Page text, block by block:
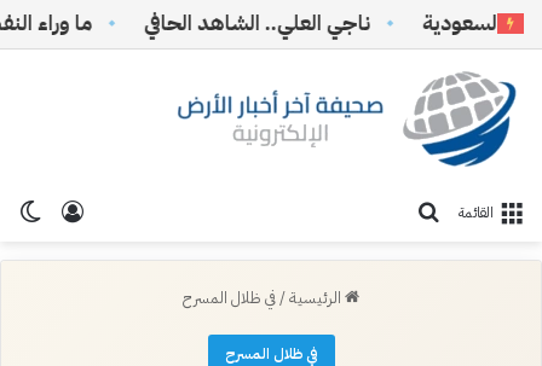
ناجي العلي.. الشاهد الحافي ما وراء
تسجيل القائمة
الرئيسية/في ظلال المسرح
في ظلال المسرح